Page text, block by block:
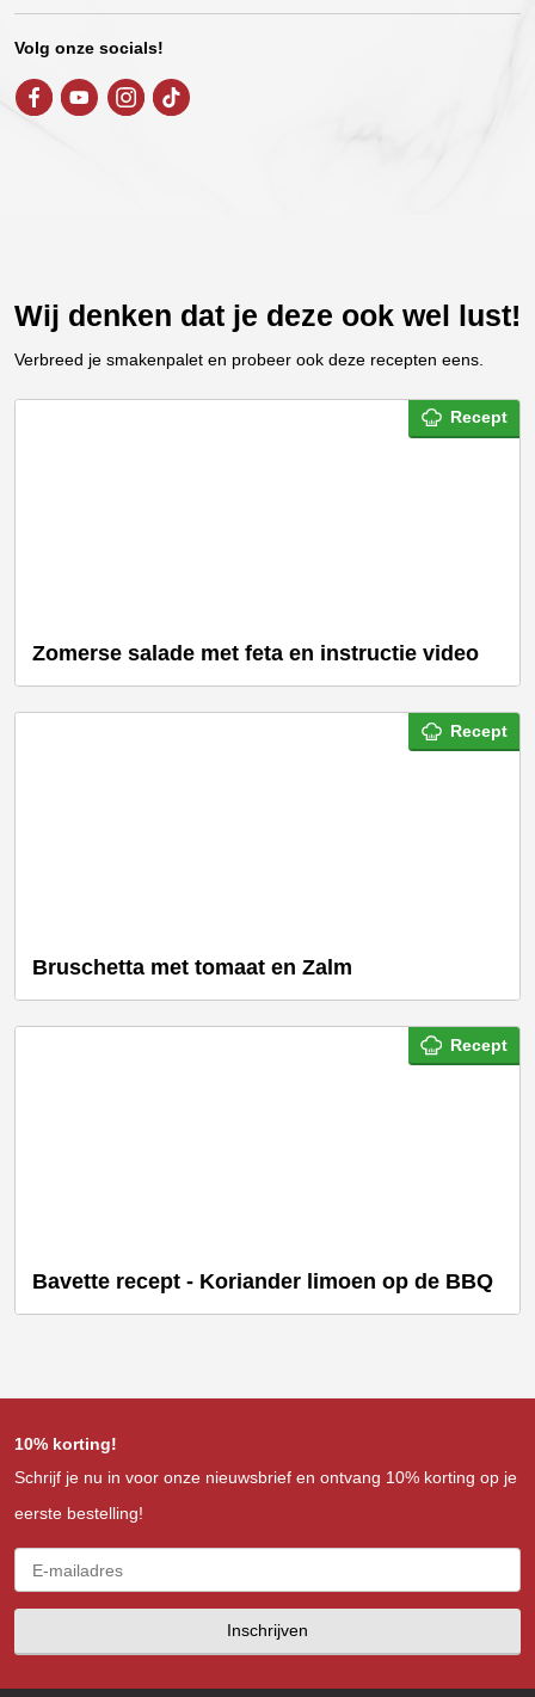
Volg onze socials!
Wij denken dat je deze ook wel lust!
Verbreed je smakenpalet en probeer ook deze recepten eens.
Recept
Zomerse salade met feta en instructie video
Recept
Bruschetta met tomaat en Zalm
Recept
Bavette recept - Koriander limoen op de BBQ
10% korting!
Schrijf je nu in voor onze nieuwsbrief en ontvang 10% korting op je
eerste bestelling!
Inschrijven